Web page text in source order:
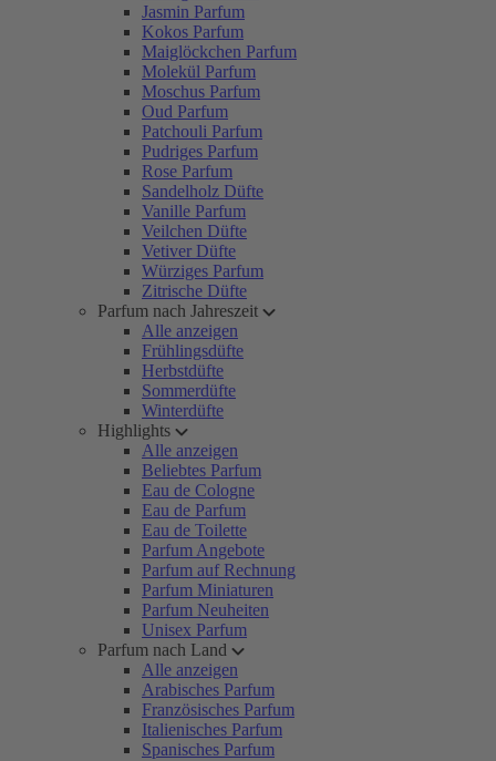
Jasmin Parfum
Kokos Parfum
Maiglöckchen Parfum
Molekül Parfum
Moschus Parfum
Oud Parfum
Patchouli Parfum
Pudriges Parfum
Rose Parfum
Sandelholz Düfte
Vanille Parfum
Veilchen Düfte
Vetiver Düfte
Würziges Parfum
Zitrische Düfte
Parfum nach Jahreszeit
Alle anzeigen
Frühlingsdüfte
Herbstdüfte
Sommerdüfte
Winterdüfte
Highlights
Alle anzeigen
Beliebtes Parfum
Eau de Cologne
Eau de Parfum
Eau de Toilette
Parfum Angebote
Parfum auf Rechnung
Parfum Miniaturen
Parfum Neuheiten
Unisex Parfum
Parfum nach Land
Alle anzeigen
Arabisches Parfum
Französisches Parfum
Italienisches Parfum
Spanisches Parfum